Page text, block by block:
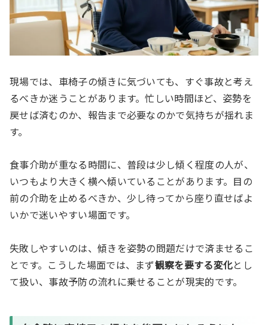
現場では、車椅子の傾きに気づいても、すぐ事故と考え
るべきか迷うことがあります。忙しい時間ほど、姿勢を
戻せば済むのか、報告まで必要なのかで気持ちが揺れま
す。
食事介助が重なる時間に、普段は少し傾く程度の人が、
いつもより大きく横へ傾いていることがあります。目の
前の介助を止めるべきか、少し待ってから座り直せばよ
いかで迷いやすい場面です。
失敗しやすいのは、傾きを姿勢の問題だけで済ませるこ
とです。こうした場面では、まず観察を要する変化とし
て扱い、事故予防の流れに乗せることが現実的です。